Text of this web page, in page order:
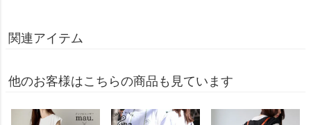
関連アイテム
他のお客様はこちらの商品も見ています